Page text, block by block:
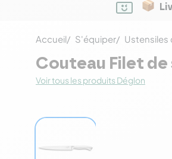
Accueil S'équiper Ustensiles
Couteau Filet de
Voir tous les produits Déglon